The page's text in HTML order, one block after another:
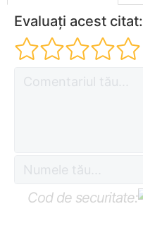
Evaluați acest citat:
Cod de securitate: